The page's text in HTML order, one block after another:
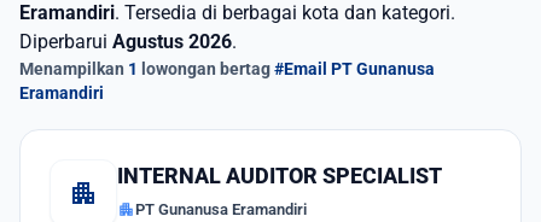
Eramandiri. Tersedia di berbagai kota dan kategori.
Diperbarui Agustus 2026.
Menampilkan 1 lowongan bertag#Email PT Gunanusa
Eramandiri
apartment
INTERNAL AUDITOR SPECIALIST
apartmentPT Gunanusa Eramandiri